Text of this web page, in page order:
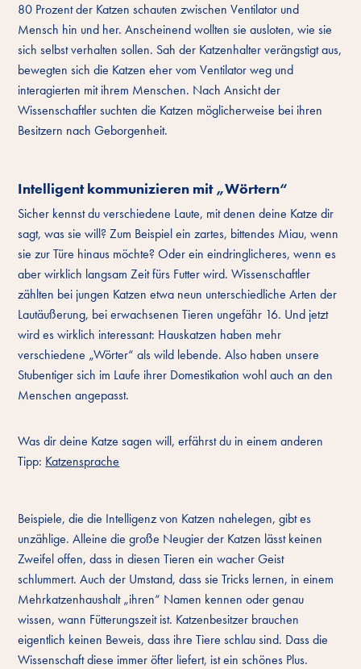
80 Prozent der Katzen schauten zwischen Ventilator und
Mensch hin und her. Anscheinend wollten sie ausloten, wie sie
sich selbst verhalten sollen. Sah der Katzenhalter verängstigt aus,
bewegten sich die Katzen eher vom Ventilator weg und
interagierten mit ihrem Menschen. Nach Ansicht der
Wissenschaftler suchten die Katzen möglicherweise bei ihren
Besitzern nach Geborgenheit.
Intelligent kommunizieren mit „Wörtern“
Sicher kennst du verschiedene Laute, mit denen deine Katze dir
sagt, was sie will? Zum Beispiel ein zartes, bittendes Miau, wenn
sie zur Türe hinaus möchte? Oder ein eindringlicheres, wenn es
aber wirklich langsam Zeit fürs Futter wird. Wissenschaftler
zählten bei jungen Katzen etwa neun unterschiedliche Arten der
Lautäußerung, bei erwachsenen Tieren ungefähr 16. Und jetzt
wird es wirklich interessant: Hauskatzen haben mehr
verschiedene „Wörter“ als wild lebende. Also haben unsere
Stubentiger sich im Laufe ihrer Domestikation wohl auch an den
Menschen angepasst.
Was dir deine Katze sagen will, erfährst du in einem anderen
Tipp: Katzensprache
Beispiele, die die Intelligenz von Katzen nahelegen, gibt es
unzählige. Alleine die große Neugier der Katzen lässt keinen
Zweifel offen, dass in diesen Tieren ein wacher Geist
schlummert. Auch der Umstand, dass sie Tricks lernen, in einem
Mehrkatzenhaushalt „ihren“ Namen kennen oder genau
wissen, wann Fütterungszeit ist. Katzenbesitzer brauchen
eigentlich keinen Beweis, dass ihre Tiere schlau sind. Dass die
Wissenschaft diese immer öfter liefert, ist ein schönes Plus.